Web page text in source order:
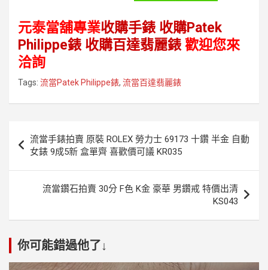
元泰當舖專業收購手錶 收購Patek
Philippe錶 收購百達翡麗錶歡迎您來
洽詢
Tags: 流當Patek Philippe錶, 流當百達翡麗錶
章
導
流當手錶拍賣 原裝 ROLEX 勞力士 69173 十鑽 半金 自動
女錶 9成5新 盒單齊 喜歡價可議 KR035
流當鑽石拍賣 30分 F色 K金 豪華 男鑽戒 特價出清
KS043
你可能錯過他了↓